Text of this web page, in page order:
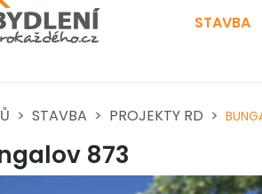
STAVBA
STAVBA PROJEKTY RD
873